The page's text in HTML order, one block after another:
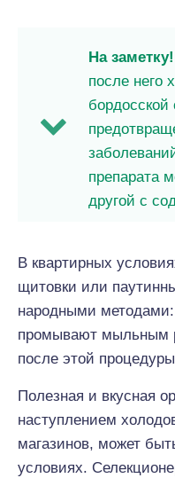
На заметку!
после него
препарата
другой с
В квартирных
щитовки или
народными
промывают мыльным
после этой
Полезная и вкусная
наступлением
магазинов, может
условиях.